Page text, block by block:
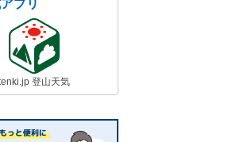
プリ
登山天気